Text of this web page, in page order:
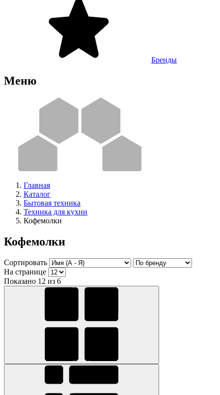
Бренды
Меню
Главная
Каталог
Бытовая техника
Техника для кухни
Кофемолки
Кофемолки
Сортировать
На странице
Показано 12 из 6